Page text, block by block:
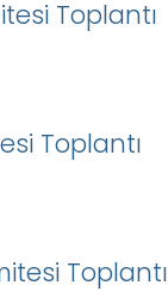
Toplantı
Toplantı
Toplantı